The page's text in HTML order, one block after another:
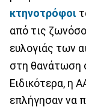
κτηνοτρόφοι
από τις
ευλογιάς των
στη θανάτωση
Ειδικότερα, η
επλήγησαν να